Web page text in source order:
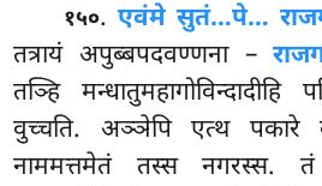
१५०. एवंमे सुतं…पे…
तत्रायं अपुब्बपदवण्णना –
तञ्हि मन्धातुमहागोविन्दादीहि
वुच्चति. अञ्ञेपि एत्थ पकारे
नाममत्तमेतं तस्स नगरस्स.